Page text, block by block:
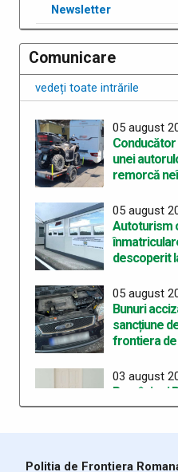
Newsletter
Comunicare
vedeți toate intrările
05 august
unei
remorcă
05 august
Autoturism
descoperit
05 august
Bunuri
sancțiune
frontiera
03 august
România și
03 august
Politia de Frontiera